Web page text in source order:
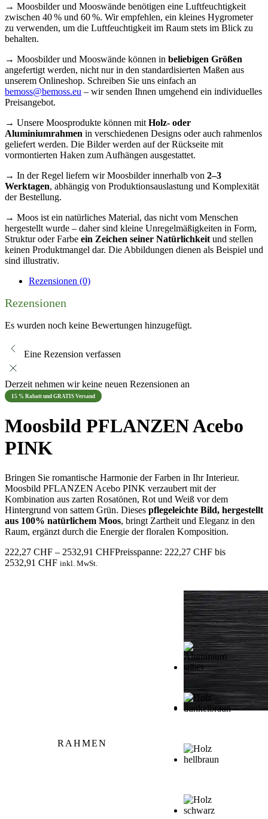
→ Moosbilder und Mooswände benötigen eine Luftfeuchtigkeit
zwischen 40 % und 60 %. Wir empfehlen, ein kleines Hygrometer
zu verwenden, um die Luftfeuchtigkeit im Raum stets im Blick zu
behalten.
→ Moosbilder und Mooswände können in beliebigen Größen
angefertigt werden, nicht nur in den standardisierten Maßen aus
unserem Onlineshop. Schreiben Sie uns einfach an
bemoss@bemoss.eu – wir senden Ihnen umgehend ein individuelles
Preisangebot.
→ Unsere Moosprodukte können mit Holz- oder
Aluminiumrahmen in verschiedenen Designs oder auch rahmenlos
geliefert werden. Die Bilder werden auf der Rückseite mit
vormontierten Haken zum Aufhängen ausgestattet.
→ In der Regel liefern wir Moosbilder innerhalb von 2–3
Werktagen, abhängig von Produktionsauslastung und Komplexität
der Bestellung.
→ Moos ist ein natürliches Material, das nicht vom Menschen
hergestellt wurde – daher sind kleine Unregelmäßigkeiten in Form,
Struktur oder Farbe ein Zeichen seiner Natürlichkeit und stellen
keinen Produktmangel dar. Die Abbildungen dienen als Beispiel und
sind illustrativ.
Rezensionen (0)
Rezensionen
Es wurden noch keine Bewertungen hinzugefügt.
Eine Rezension verfassen
Derzeit nehmen wir keine neuen Rezensionen an
15 % Rabatt und GRATIS Versand
Moosbild PFLANZEN Acebo
PINK
Bringen Sie romantische Harmonie der Farben in Ihr Interieur.
Moosbild PFLANZEN Acebo PINK verzaubert mit der
Kombination aus zarten Rosatönen, Rot und Weiß vor dem
Hintergrund von sattem Grün. Dieses pflegeleichte Bild, hergestellt
aus 100% natürlichem Moos, bringt Zartheit und Eleganz in den
Raum, ergänzt durch die Energie der floralen Komposition.
222,27 CHF – 2532,91 CHFPreisspanne: 222,27 CHF bis
2532,91 CHF inkl. MwSt.
RAHMEN